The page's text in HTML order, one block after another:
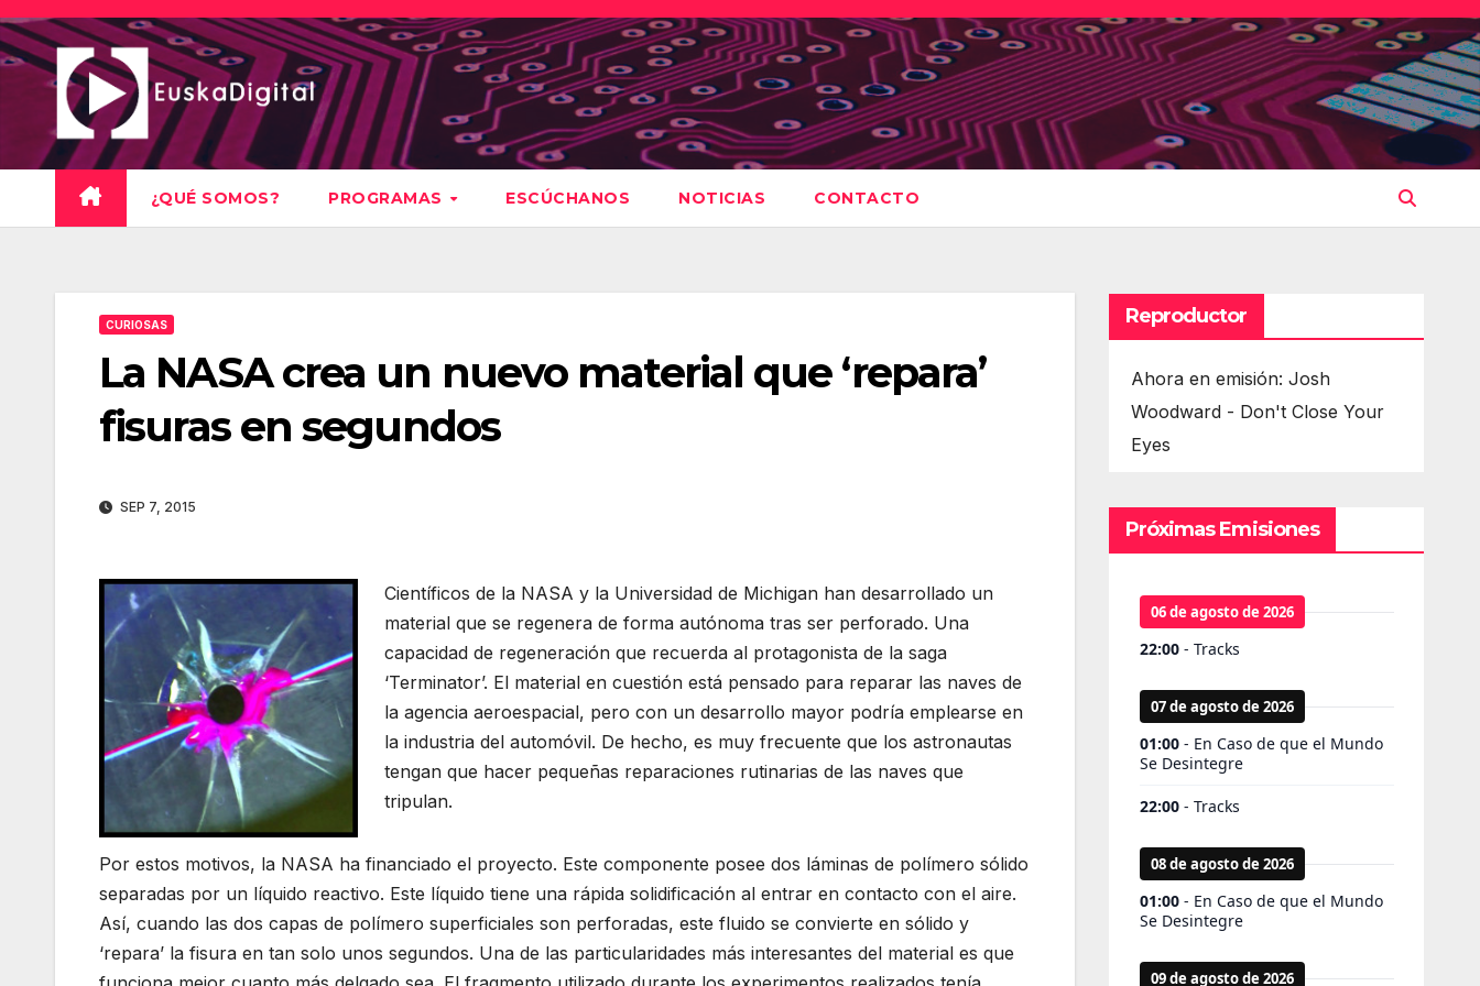
Saltar
al
contenido
¿QUÉ SOMOS? PROGRAMAS ESCÚCHANOS NOTICIAS CONTACTO
CURIOSAS
La NASA crea un nuevo material que ‘repara’
fisuras en segundos
SEP 7, 2015
Científicos de la NASA y la Universidad de Michigan han desarrollado un
material que se regenera de forma autónoma tras ser perforado. Una
capacidad de regeneración que recuerda al protagonista de la saga
‘Terminator’. El material en cuestión está pensado para reparar las naves de
la agencia aeroespacial, pero con un desarrollo mayor podría emplearse en
la industria del automóvil. De hecho, es muy frecuente que los astronautas
tengan que hacer pequeñas reparaciones rutinarias de las naves que
tripulan.
Por estos motivos, la NASA ha financiado el proyecto. Este componente posee dos láminas de polímero sólido
separadas por un líquido reactivo. Este líquido tiene una rápida solidificación al entrar en contacto con el aire.
Así, cuando las dos capas de polímero superficiales son perforadas, este fluido se convierte en sólido y
‘repara’ la fisura en tan solo unos segundos. Una de las particularidades más inte resantes del material es que
Reproductor
Ahora en emisión: Josh
Woodward - Don't Close Your
Eyes
Próximas Emisiones